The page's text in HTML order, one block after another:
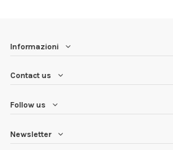
Informazioni
Contact us
Follow us
Newsletter